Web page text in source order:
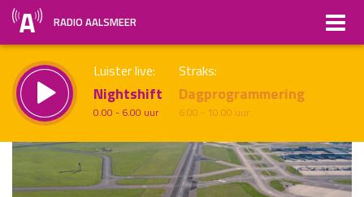
RADIO AALSMEER
Luister live:
Nightshift
0.00 - 6.00 uur
Straks:
Dagprogrammering
6.00 - 10.00 uur